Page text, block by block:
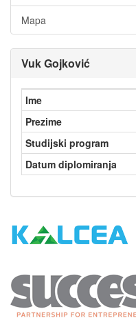
Mapa
Vuk Gojković
Ime
Prezime
Studijski program
Datum diplomiranja